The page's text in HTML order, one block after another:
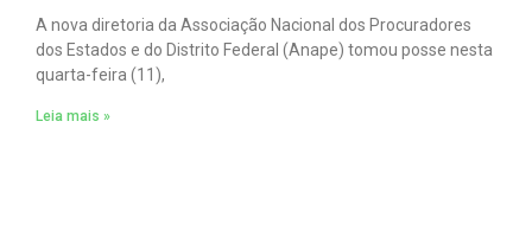
A nova diretoria da Associação Nacional dos Procuradores
dos Estados e do Distrito Federal (Anape) tomou posse nesta
quarta-feira (11),
Leia mais »